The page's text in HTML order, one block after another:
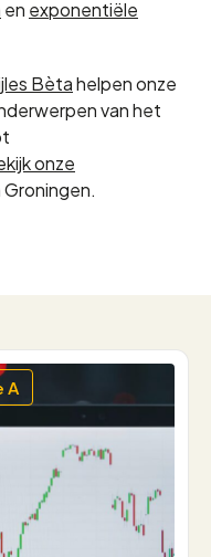
en exponentiële
Bètahelpen onze
van het
onze
A